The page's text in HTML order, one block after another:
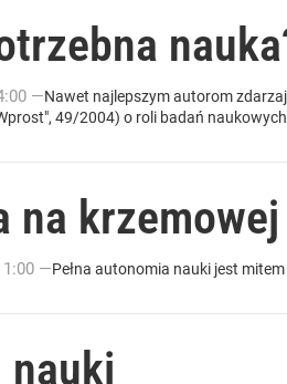
—Nawet najlepszym autorom
49/2004) o roli badań
na
1:00 —Pełna autonomia nauki jest
nauki